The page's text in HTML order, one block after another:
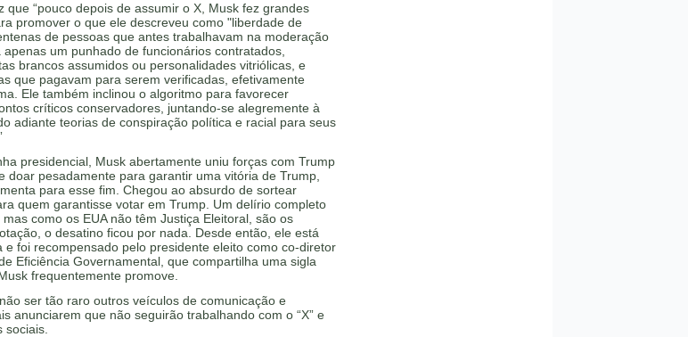
que “pouco depois de assumir o X, Musk fez grandes
promover o que ele descreveu como "liberdade de
de pessoas que antes trabalhavam na moderação
um punhado de funcionários contratados,
brancos assumidos ou personalidades vitriólicas, e
que pagavam para serem verificadas, efetivamente
Ele também inclinou o algoritmo para favorecer
críticos conservadores, juntando-se alegremente à
adiante teorias de conspiração política e racial para seus
presidencial, Musk abertamente uniu forças com Trump
doar pesadamente para garantir uma vitória de Trump,
para esse fim. Chegou ao absurdo de sortear
quem garantisse votar em Trump. Um delírio completo
como os EUA não têm Justiça Eleitoral, são os
o desatino ficou por nada. Desde então, ele está
e foi recompensado pelo presidente eleito como co-diretor
Eficiência Governamental, que compartilha uma sigla
frequentemente promove.
ser tão raro outros veículos de comunicação e
anunciarem que não seguirão trabalhando com o “X” e